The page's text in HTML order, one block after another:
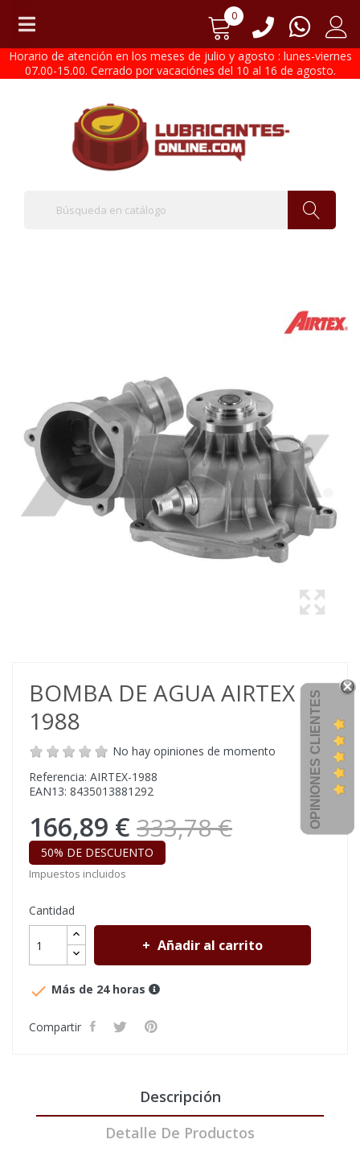
0
Horario de atención en los meses de julio y agosto : lunes-viernes
07.00-15.00. Cerrado por vacaciónes del 10 al 16 de agosto.
BOMBA DE AGUA AIRTEX
1988
No hay opiniones de momento
Referencia: AIRTEX-1988
EAN13: 8435013881292
166,89 € 333,78 €
50% DE DESCUENTO
Impuestos incluidos
Cantidad
Añadir al carrito
 Más de 24 horas
Compartir
Descripción
Detalle De Productos
OPINIONES CLIENTES